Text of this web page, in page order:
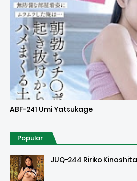
Uncensored
ABF-241 Umi Yatsukage
Popular
JUQ-244 Ririko Kinoshita